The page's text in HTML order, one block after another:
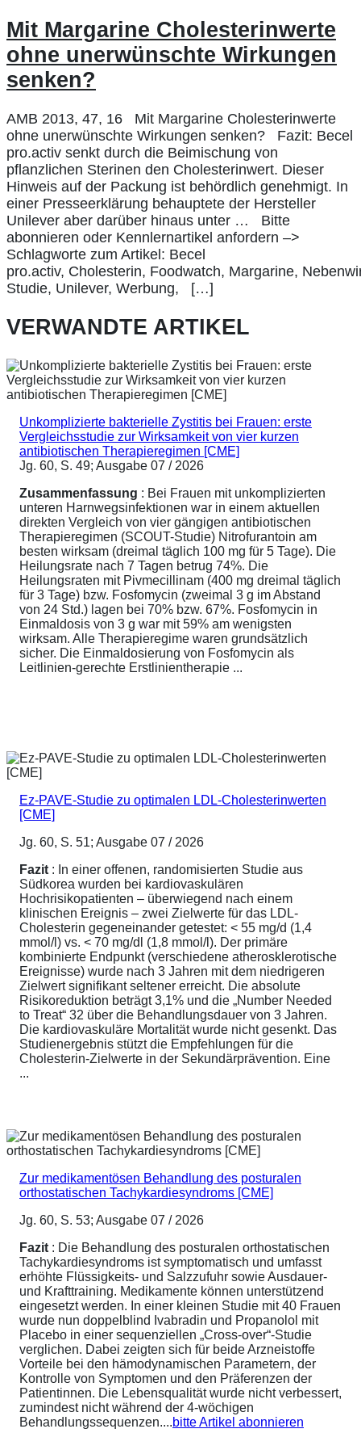
Mit Margarine Cholesterinwerte
ohne unerwünschte Wirkungen
senken?
AMB 2013, 47, 16 Mit Margarine Cholesterinwerte
ohne unerwünschte Wirkungen senken? Fazit: Becel
pro.activ senkt durch die Beimischung von
pflanzlichen Sterinen den Cholesterinwert. Dieser
Hinweis auf der Packung ist behördlich genehmigt. In
einer Presseerklärung behauptete der Hersteller
Unilever aber darüber hinaus unter … Bitte
abonnieren oder Kennlernartikel anfordern –>
Schlagworte zum Artikel: Becel
pro.activ, Cholesterin, Foodwatch, Margarine,
Studie, Unilever, Werbung, […]
VERWANDTE ARTIKEL
Unkomplizierte bakterielle Zystitis bei Frauen: erste
Vergleichsstudie zur Wirksamkeit von vier kurzen
antibiotischen Therapieregimen [CME]
Jg. 60, S. 49; Ausgabe 07 / 2026
Zusammenfassung : Bei Frauen mit unkomplizierten
unteren Harnwegsinfektionen war in einem aktuellen
direkten Vergleich von vier gängigen antibiotischen
Therapieregimen (SCOUT-Studie) Nitrofurantoin am
besten wirksam (dreimal täglich 100 mg für 5 Tage). Die
Heilungsrate nach 7 Tagen betrug 74%. Die
Heilungsraten mit Pivmecillinam (400 mg dreimal täglich
für 3 Tage) bzw. Fosfomycin (zweimal 3 g im Abstand
von 24 Std.) lagen bei 70% bzw. 67%. Fosfomycin in
Einmaldosis von 3 g war mit 59% am wenigsten
wirksam. Alle Therapieregime waren grundsätzlich
sicher. Die Einmaldosierung von Fosfomycin als
Leitlinien-gerechte Erstlinientherapie ...
Ez-PAVE-Studie zu optimalen LDL-Cholesterinwerten
[CME]
Jg. 60, S. 51; Ausgabe 07 / 2026
Fazit : In einer offenen, randomisierten Studie aus
Südkorea wurden bei kardiovaskulären
Hochrisikopatienten – überwiegend nach einem
klinischen Ereignis – zwei Zielwerte für das LDL-
Cholesterin gegeneinander getestet: < 55 mg/d (1,4
mmol/l) vs. < 70 mg/dl (1,8 mmol/l). Der primäre
kombinierte Endpunkt (verschiedene atherosklerotische
Ereignisse) wurde nach 3 Jahren mit dem niedrigeren
Zielwert signifikant seltener erreicht. Die absolute
Risikoreduktion beträgt 3,1% und die „Number Needed
to Treat“ 32 über die Behandlungsdauer von 3 Jahren.
Die kardiovaskuläre Mortalität wurde nicht gesenkt. Das
Studienergebnis stützt die Empfehlungen für die
Cholesterin-Zielwerte in der Sekundärprävention. Eine
...
Zur medikamentösen Behandlung des posturalen
orthostatischen Tachykardiesyndroms [CME]
Jg. 60, S. 53; Ausgabe 07 / 2026
Fazit : Die Behandlung des posturalen orthostatischen
Tachykardiesyndroms ist symptomatisch und umfasst
erhöhte Flüssigkeits- und Salzzufuhr sowie Ausdauer-
und Krafttraining. Medikamente können unterstützend
eingesetzt werden. In einer kleinen Studie mit 40 Frauen
wurde nun doppelblind Ivabradin und Propanolol mit
Placebo in einer sequenziellen „Cross-over“-Studie
verglichen. Dabei zeigten sich für beide Arzneistoffe
Vorteile bei den hämodynamischen Parametern, der
Kontrolle von Symptomen und den Präferenzen der
Patientinnen. Die Lebensqualität wurde nicht verbessert,
zumindest nicht während der 4-wöchigen
Behandlungssequenzen....bitte Artikel abonnieren